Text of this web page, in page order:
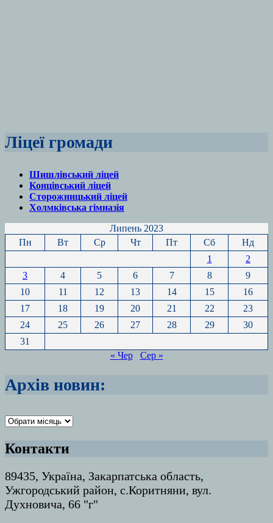
Ліцеї громади
Шишлівський ліцей
Концівський ліцей
Сторожницький ліцей
Холмківська гімназія
Липень 2023
Пн
Вт Ср Чт Пт Сб
Нд
1
2
3
4 5 6 7 8
9
10
11 12 13 14 15
16
17
18 19 20 21 22
23
24
25 26 27 28 29
30
31
« Чер
Сер »
Архів новин:
Архіви
Контакти
89435, Україна, Закарпатська область,
Ужгородський район, с.Коритняни, вул.
Духновича, 66 "г"